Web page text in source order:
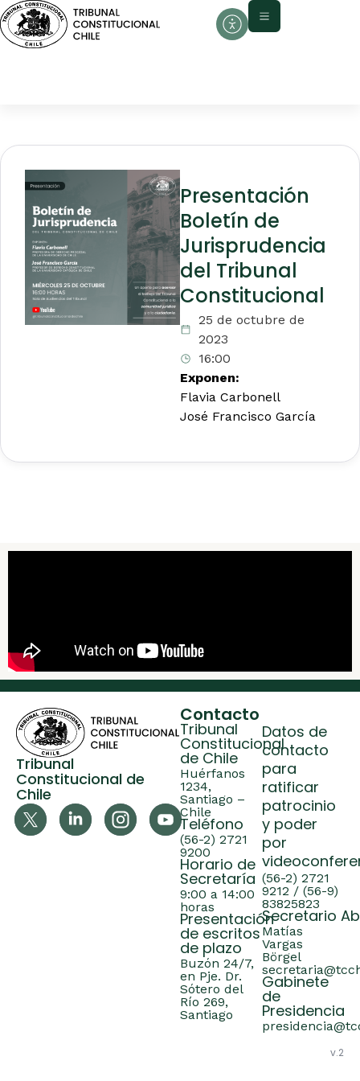
Presentación
Boletín de
Jurisprudencia
del Tribunal
Constitucional
25 de octubre de
2023
16:00
Exponen:
Flavia Carbonell
José Francisco García
Tribunal
Constitucional de
Chile
Contacto
Tribunal
Constitucional
de Chile
Huérfanos
1234,
Santiago –
Chile
Teléfono
(56-2) 2721
9200
Horario de
Secretaría
9:00 a 14:00
horas
Presentación
de escritos
de plazo
Buzón 24/7,
en Pje. Dr.
Sótero del
Río 269,
Santiago
Datos de
contacto
para
ratificar
patrocinio
y poder
por
(56-2) 2721
9212 / (56-9)
83825823
Secretario
Matías
Vargas
Börgel
Gabinete
de
Presidencia
v.2